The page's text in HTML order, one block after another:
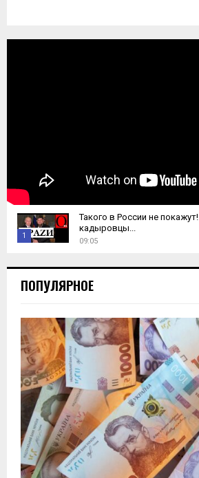
1
h
u
a
y
u
e
Такого в России не
кадыровцы...
09:05
ПОПУЛЯРНОЕ